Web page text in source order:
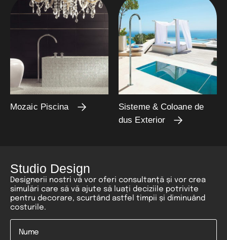
Mozaic Piscina
Sisteme & Coloane de
dus Exterior
Studio Design
Designerii nostri vă vor oferi consultanță și vor crea
simulări care să vă ajute să luați deciziile potrivite
pentru decorare, scurtând astfel timpii și diminuând
costurile.
Nume